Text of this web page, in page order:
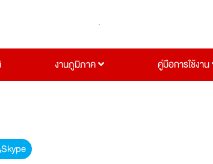
งานภูมิภาค คู่มือการใช้งาน
Skype